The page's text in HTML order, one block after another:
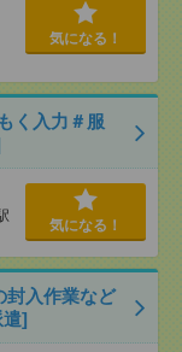
気になる！
く入力＃服
気になる！
封入作業など
遣]